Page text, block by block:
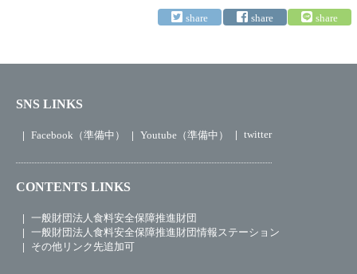
SNS LINKS
Facebook（準備中） Youtube（準備中） twitter
CONTENTS LINKS
一般財団法人食料安全保障推進財団
一般財団法人食料安全保障推進財団情報ステーション
その他リンク先追加可